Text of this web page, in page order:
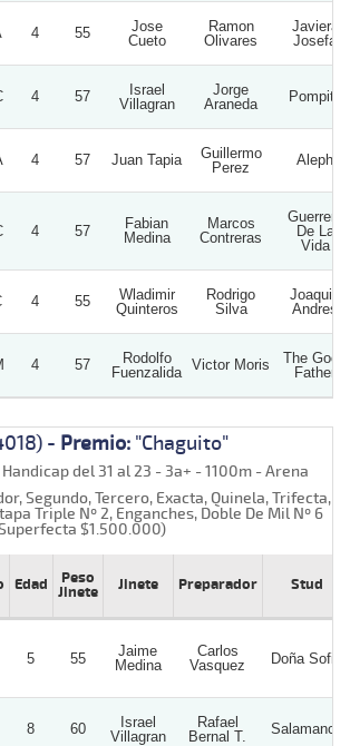
4 55
Jose
Cueto
Ramon
Olivares
Javiera
Josefa
4 57
Israel
Villagran
Jorge
Araneda
Pompita
4 57 Juan Tapia
Guillermo
Perez
Aleph
4 57
Fabian
Medina
Marcos
Contreras
Guerrero
De La
Vida
4 55
Wladimir
Quinteros
Rodrigo
Silva
Joaquin
Andres
4 57
Rodolfo
Fuenzalida Victor Moris
The Good
Father
- Premio: "Chaguito"
del 31 al 23 - 3a+ - 1100m - Arena
Segundo, Tercero, Exacta, Quinela, Trifecta,
Triple Nº 2, Enganches, Doble De Mil Nº 6
$1.500.000)
Edad
Peso
Jinete
Jinete Preparador Stud
5 55
Jaime
Medina
Carlos
Vasquez
Doña Sofia
8 60
Israel
Villagran
Rafael
Bernal T.
Salamanca